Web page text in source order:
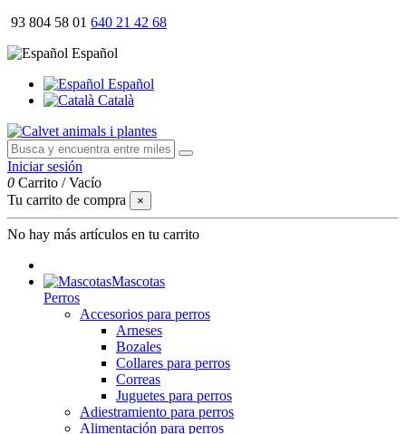
93 804 58 01 640 21 42 68
Español
Español
Català
Iniciar sesión
0 Carrito /Vacío
Tu carrito de compra
×
No hay más artículos en tu carrito
Mascotas
Perros
Accesorios para perros
Arneses
Bozales
Collares para perros
Correas
Juguetes para perros
Adiestramiento para perros
Alimentación para perros